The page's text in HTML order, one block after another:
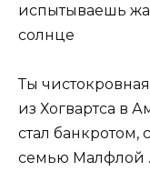
испытываешь
солнце
Ты
из Хогвартса в
стал банкротом,
семью Малфлой